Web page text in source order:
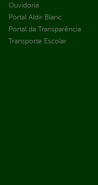
Ouvidoria
Portal Aldir Blanc
Portal da Transparência
Transporte Escolar